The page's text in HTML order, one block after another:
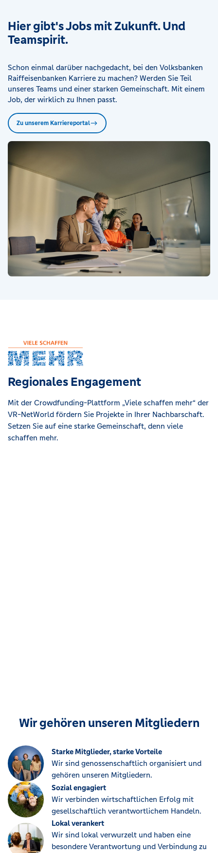
Hier gibt's Jobs mit Zukunft. Und
Teamspirit.
Schon einmal darüber nachgedacht, bei den Volksbanken
Raiffeisenbanken Karriere zu machen? Werden Sie Teil
unseres Teams und einer starken Gemeinschaft. Mit einem
Job, der wirklich zu Ihnen passt.
Zu unserem Karriereportal
Regionales Engagement
Mit der Crowdfunding-Plattform „Viele schaffen mehr“ der
VR-NetWorld fördern Sie Projekte in Ihrer Nachbarschaft.
Setzen Sie auf eine starke Gemeinschaft, denn viele
schaffen mehr.
Wir gehören unseren Mitgliedern
Starke Mitglieder, starke Vorteile
Wir sind genossenschaftlich organisiert und
gehören unseren Mitgliedern.
Sozial engagiert
Wir verbinden wirtschaftlichen Erfolg mit
gesellschaftlich verantwortlichem Handeln.
Lokal verankert
Wir sind lokal verwurzelt und haben eine
besondere Verantwortung und Verbindung zu